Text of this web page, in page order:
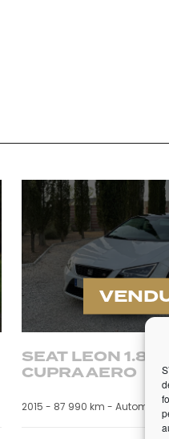
SEAT LEON 1.8
CUPRA AERO
2015 - 87 990 km -